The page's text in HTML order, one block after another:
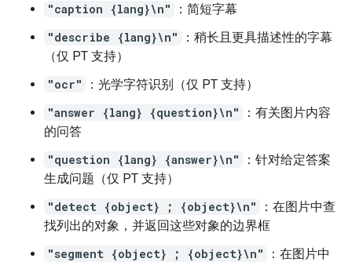
"caption {lang}\n"
：简短字幕
"describe {lang}\n"
：稍长且更具描述性的字幕
（仅 PT 支持）
"ocr"
：光学字符识别（仅 PT 支持）
"answer {lang} {question}\n"
：有关图片内容
的问答
"question {lang} {answer}\n"
：针对给定答案
生成问题（仅 PT 支持）
"detect {object} ; {object}\n"
：在图片中查
找列出的对象，并返回这些对象的边界框
"segment {object} ; {object}\n"
：在图片中